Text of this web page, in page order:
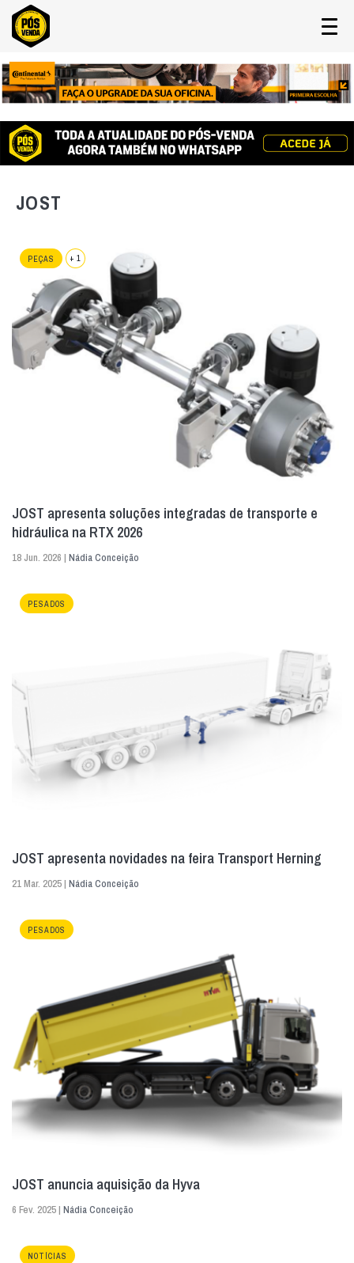
JOST
PEÇAS + 1
JOST apresenta soluções integradas de transporte e
hidráulica na RTX 2026
18 Jun. 2026 | Nádia Conceição
PESADOS
JOST apresenta novidades na feira Transport Herning
21 Mar. 2025 | Nádia Conceição
PESADOS
JOST anuncia aquisição da Hyva
6 Fev. 2025 | Nádia Conceição
NOTÍCIAS